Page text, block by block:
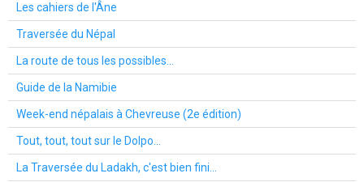
Les cahiers de l'Âne
Traversée du Népal
La route de tous les possibles...
Guide de la Namibie
Week-end népalais à Chevreuse (2e édition)
Tout, tout, tout sur le Dolpo...
La Traversée du Ladakh, c'est bien fini...